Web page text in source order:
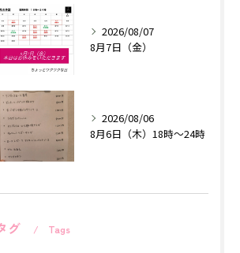
2026/08/07
8月7日（金）
2026/08/06
8月6日（木）18時〜24時
グ Tags